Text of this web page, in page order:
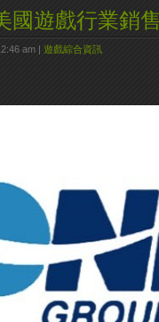
國遊戲行業銷
am | 遊戲綜合資訊